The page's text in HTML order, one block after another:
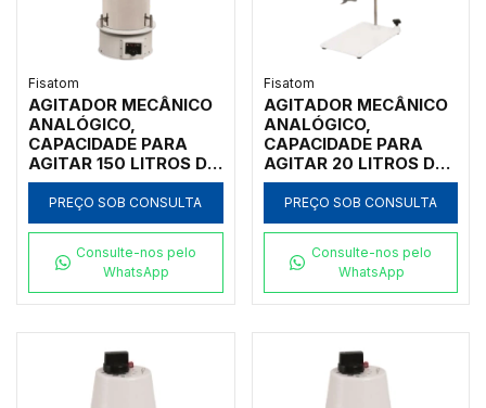
Fisatom
AGITADOR MECÂNICO
ANALÓGICO,
CAPACIDADE PARA
AGITAR 150 LITROS DE
ÁGUA OU 12 KG DE
CREME, ALTA
VISCOSIDADE,
RPM, COM SUPORTE
PLANETÁRIO, HASTE E
HÉLICE TIPO NAVAL,
0723G2
PREÇO SOB CONSULTA
Consulte-nos pelo
WhatsApp
Fisatom
AGITADOR MECÂNICO
ANALÓGICO,
CAPACIDADE PARA
AGITAR 20 LITROS DE
ÁGUA, MÉDIA
VISCOSIDADE,
ROTAÇÃO 170-2000
PARA FIXAÇÃO EM
CIMA DA BANCADA,
HASTE E HÉLICE TIPO
MODELO 0715WS
PREÇO SOB CONSULTA
Consulte-nos pelo
WhatsApp